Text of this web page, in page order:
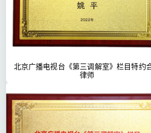
北京广播电视台《第三调解室》栏目特约
律师